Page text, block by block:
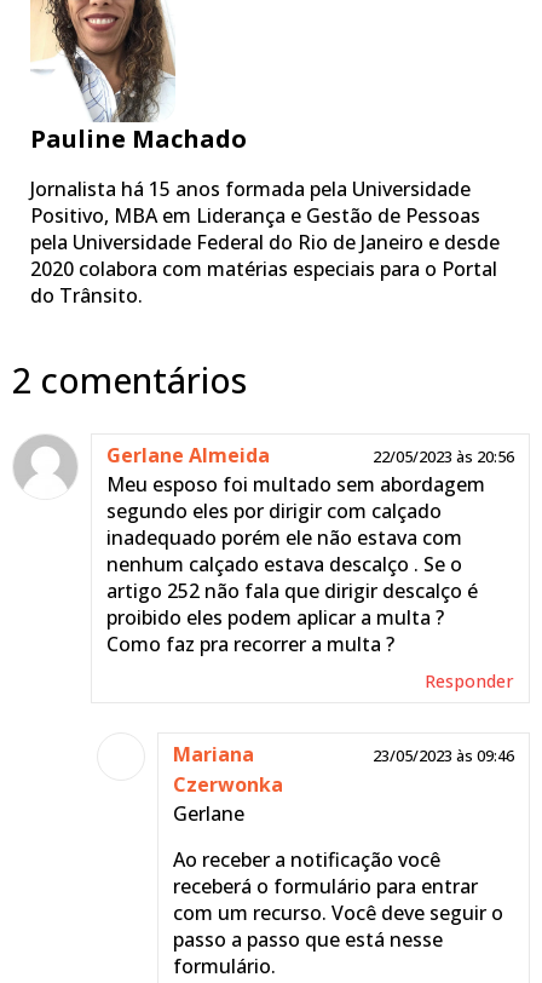
Pauline Machado
Jornalista há 15 anos formada pela Universidade
Positivo, MBA em Liderança e Gestão de Pessoas
pela Universidade Federal do Rio de Janeiro e desde
2020 colabora com matérias especiais para o Portal
do Trânsito.
2 comentários
Gerlane Almeida 22/05/2023 às 20:56
Meu esposo foi multado sem abordagem
segundo eles por dirigir com calçado
inadequado porém ele não estava com
nenhum calçado estava descalço . Se o
artigo 252 não fala que dirigir descalço é
proibido eles podem aplicar a multa ?
Como faz pra recorrer a multa ?
Responder
Mariana
Czerwonka
23/05/2023 às 09:46
Gerlane
Ao receber a notificação você
receberá o formulário para entrar
com um recurso. Você deve seguir o
passo a passo que está nesse
formulário.